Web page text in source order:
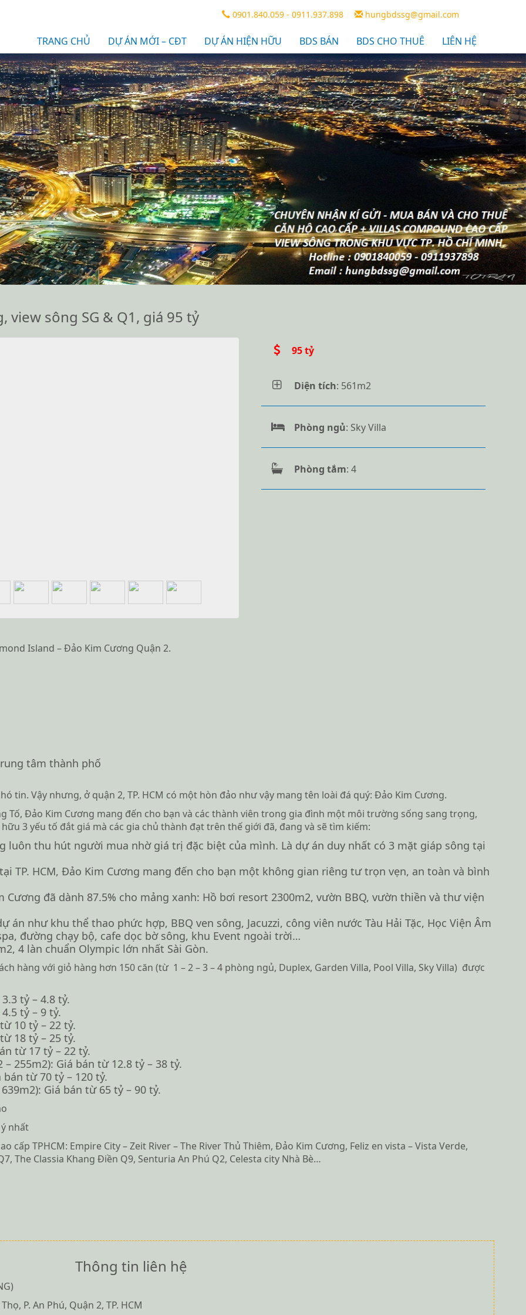
0901.840.059 - 0911.937.898 hungbdssg@gmail.com
TRANG CHỦ DỰ ÁN MỚI – CĐT DỰ ÁN HIỆN HỮU BDS BÁN BDS CHO THUÊ LIÊN HỆ
view sông SG & Q1, giá 95 tỷ
95 tỷ
Diện tích: 561m2
Phòng ngủ: Sky Villa
Phòng tắm: 4
Island – Đảo Kim Cương Quận 2.
tâm thành phố
tin. Vậy nhưng, ở quận 2, TP. HCM có một hòn đảo như vậy mang tên loài đá quý: Đảo Kim Cương.
Tố, Đảo Kim Cương mang đến cho bạn và các thành viên trong gia đình một môi trường sống sang trọng,
3 yếu tố đắt giá mà các gia chủ thành đạt trên thế giới đã, đang và sẽ tìm kiếm:
luôn thu hút người mua nhờ giá trị đặc biệt của mình. Là dự án duy nhất có 3 mặt giáp sông tại
TP. HCM, Đảo Kim Cương mang đến cho bạn một không gian riêng tư trọn vẹn, an toàn và bình
đã dành 87.5% cho mảng xanh: Hồ bơi resort 2300m2, vườn BBQ, vườn thiền và thư viện
như khu thể thao phức hợp, BBQ ven sông, Jacuzzi, công viên nước Tàu Hải Tặc, Học Viện Âm
đường chạy bộ, cafe dọc bờ sông, khu Event ngoài trời…
4 làn chuẩn Olympic lớn nhất Sài Gòn.
hàng với giỏ hàng hơn 150 căn (từ 1 – 2 – 3 – 4 phòng ngủ, Duplex, Garden Villa, Pool Villa, Sky Villa) được
tỷ – 4.8 tỷ.
tỷ – 9 tỷ.
10 tỷ – 22 tỷ.
18 tỷ – 25 tỷ.
từ 17 tỷ – 22 tỷ.
255m2): Giá bán từ 12.8 tỷ – 38 tỷ.
bán từ 70 tỷ – 120 tỷ.
Giá bán từ 65 tỷ – 90 tỷ.
nhất
TPHCM: Empire City – Zeit River – The River Thủ Thiêm, Đảo Kim Cương, Feliz en vista – Vista Verde,
The Classia Khang Điền Q9, Senturia An Phú Q2, Celesta city Nhà Bè…
Thông tin liên hệ
P. An Phú, Quận 2, TP. HCM